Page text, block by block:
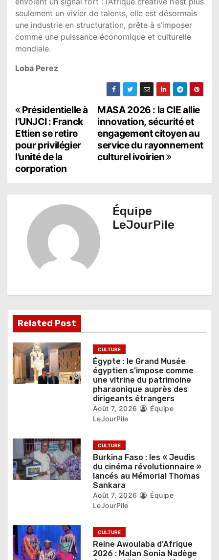
seulement un vivier de talents, elle est désormais
une industrie en structuration, prête à s’imposer
comme une puissance économique et culturelle
mondiale.
Loba Perez
N
a
v
i
d
e
l
’
a
c
l
e
MASA 2026 : la CIE allie
innovation, sécurité et
engagement citoyen au
service du rayonnement
culturel ivoirien
Présidentielle à
l’UNJCI : Franck
Ettien se retire
pour privilégier
l’unité de la
corporation
Équipe
LeJourPile
Related Post
CULTURE
Égypte : le Grand Musée
égyptien s’impose comme
une vitrine du patrimoine
pharaonique auprès des
dirigeants étrangers
Août 7, 2026
Équipe
LeJourPile
CULTURE
Burkina Faso : les « Jeudis
du cinéma révolutionnaire »
lancés au Mémorial Thomas
Sankara
Août 7, 2026
Équipe
LeJourPile
CULTURE
Reine Awoulaba d’Afrique
2026 : Malan Sonia Nadège